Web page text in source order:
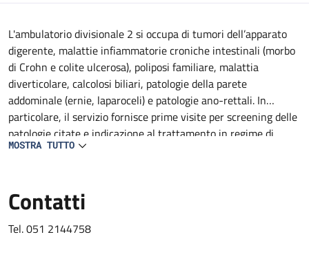
Descrizione
L'ambulatorio divisionale 2 si occupa di tumori dell’apparato
digerente, malattie infiammatorie croniche intestinali (morbo
di Crohn e colite ulcerosa), poliposi familiare, malattia
diverticolare, calcolosi biliari, patologie della parete
addominale (ernie, laparoceli) e patologie ano-rettali. In
particolare, il servizio fornisce prime visite per screening delle
patologie citate e indicazione al trattamento in regime di
ricovero, Day Surgery, amulatoriale ed inserimento nelle
MOSTRA TUTTO
Contatti
Tel. 051 2144758